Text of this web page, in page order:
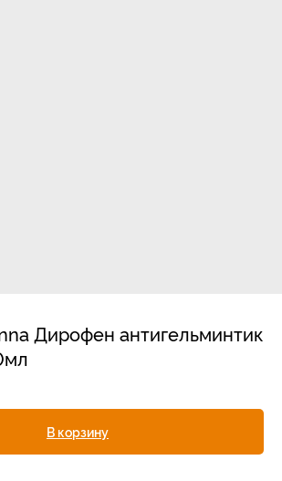
Дирофен антигельминтик
В корзину